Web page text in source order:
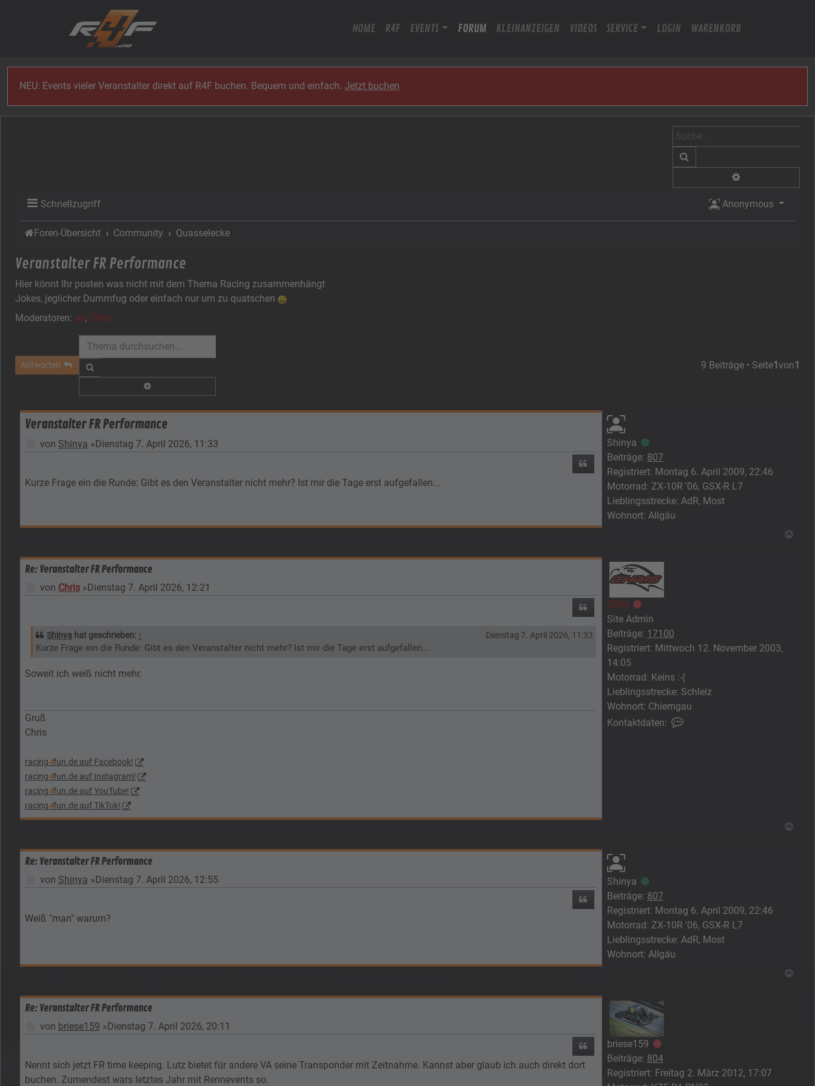
HOME R4F EVENTS FORUM KLEINANZEIGEN VIDEOS SERVICE LOGIN WARENKORB
NEU: Events vieler Veranstalter direkt auf R4F buchen. Bequem und einfach.Jetzt buchen
Schnellzugriff Anonymous
Foren-Übersicht Community Quasselecke
Veranstalter FR Performance
Hier könnt Ihr posten was nicht mit dem Thema Racing zusammenhängt
Jokes, jeglicher Dummfug oder einfach nur um zu quatschen
Moderatoren: as, Chris
Antworten 9 Beiträge • Seite1von1
Shinya Online
Beiträge: 807
Registriert: Montag 6. April 2009, 22:46
Motorrad: ZX-10R '06, GSX-R L7
Lieblingsstrecke: AdR, Most
Wohnort: Allgäu
Veranstalter FR Performance
Beitrag
von Shinya »Dienstag 7. April 2026, 11:33
Zitieren
Kurze Frage ein die Runde: Gibt es den Veranstalter nicht mehr? Ist mir die Tage erst aufgefallen...
Chris Offline
Site Admin
Beiträge: 17100
Registriert: Mittwoch 12. November 2003,
14:05
Motorrad: Keins :-(
Lieblingsstrecke: Schleiz
Wohnort: Chiemgau
Kontaktdaten:
Re: Veranstalter FR Performance
Beitrag
von Chris»Dienstag 7. April 2026, 12:21
Zitieren
Shinya hat geschrieben: ↑ Dienstag 7. April 2026, 11:33
Kurze Frage ein die Runde: Gibt es den Veranstalter nicht mehr? Ist mir die Tage erst aufgefallen...
Soweit ich weiß nicht mehr.
Gruß
Chris
racing4fun.de auf Facebook!
racing4fun.de auf Instagram!
racing4fun.de auf YouTube!
racing4fun.de auf TikTok!
Shinya Online
Beiträge: 807
Registriert: Montag 6. April 2009, 22:46
Motorrad: ZX-10R '06, GSX-R L7
Lieblingsstrecke: AdR, Most
Wohnort: Allgäu
Re: Veranstalter FR Performance
Beitrag
von Shinya »Dienstag 7. April 2026, 12:55
Zitieren
Weiß "man" warum?
briese159 Offline
Beiträge: 804
Registriert: Freitag 2. März 2012, 17:07
Re: Veranstalter FR Performance
Beitrag
von briese159 »Dienstag 7. April 2026, 20:11
Zitieren
Nennt sich jetzt FR time keeping. Lutz bietet für andere VA seine Transponder mit Zeitnahme. Kannst aber glaub ich auch direkt dort
buchen. Zumendest wars letztes Jahr mit Rennevents so.